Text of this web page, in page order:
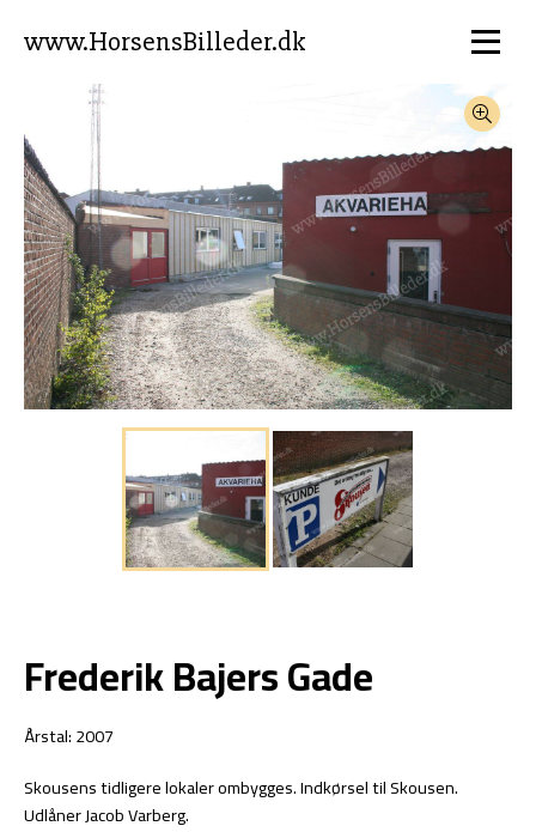
www.HorsensBilleder.dk
Frederik Bajers Gade
Årstal: 2007
Skousens tidligere lokaler ombygges. Indkørsel til Skousen.
Udlåner Jacob Varberg.